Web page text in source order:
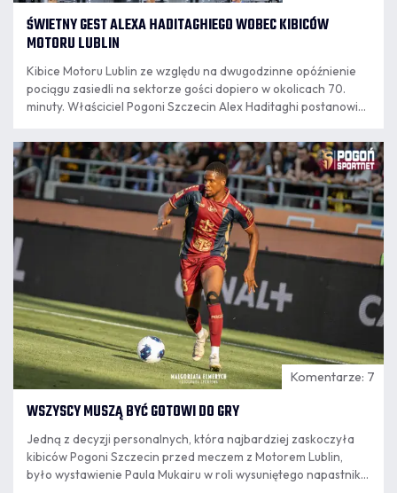
ŚWIETNY GEST ALEXA HADITAGHIEGO WOBEC KIBICÓW
MOTORU LUBLIN
Kibice Motoru Lublin ze względu na dwugodzinne opóźnienie
pociągu zasiedli na sektorze gości dopiero w okolicach 70.
minuty. Właściciel Pogoni Szczecin Alex Haditaghi postanowił,
spotkanie obu klubów w Szczecinie.
09.08
7:55
Komentarze: 7
WSZYSCY MUSZĄ BYĆ GOTOWI DO GRY
Jedną z decyzji personalnych, która najbardziej zaskoczyła
kibiców Pogoni Szczecin przed meczem z Motorem Lublin,
było wystawienie Paula Mukairu w roli wysuniętego napastnika,